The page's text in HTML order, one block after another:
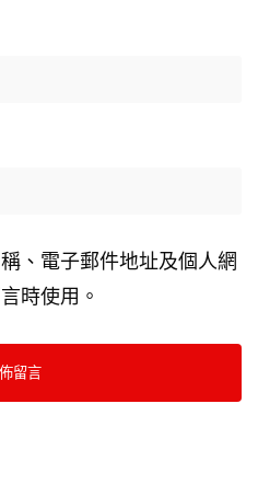
、電子郵件地址及個人網
時使用。